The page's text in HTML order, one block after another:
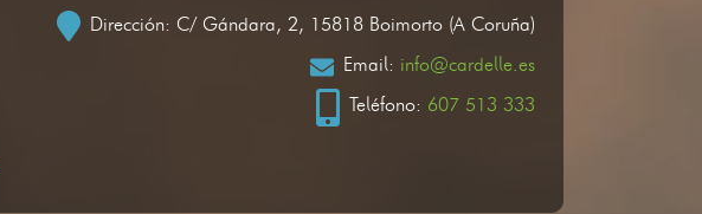
Dirección: C/ Gándara, 2, 15818 Boimorto (A Coruña)
Email: info@cardelle.es
Teléfono: 607 513 333